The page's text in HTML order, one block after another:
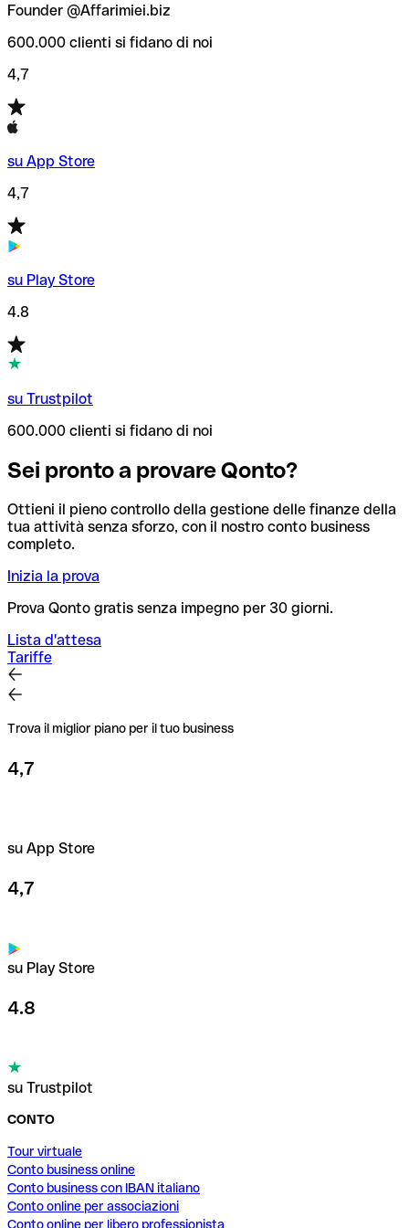
Founder @Affarimiei.biz
600.000 clienti si fidano di noi
4,7
su App Store
4,7
su Play Store
4.8
su Trustpilot
600.000 clienti si fidano di noi
Sei pronto a provare Qonto?
Ottieni il pieno controllo della gestione delle finanze della
tua attività senza sforzo, con il nostro conto business
completo.
Inizia la prova
Prova Qonto gratis senza impegno per 30 giorni.
Lista d'attesa
Tariffe
Trova il miglior piano per il tuo business
4,7
su App Store
4,7
su Play Store
4.8
su Trustpilot
CONTO
Tour virtuale
Conto business online
Conto business con IBAN italiano
Conto online per associazioni
Conto online per libero professionista